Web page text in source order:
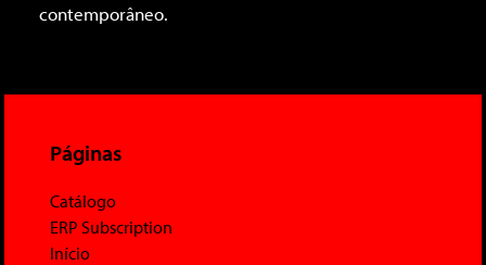
contemporâneo.
Páginas
Catálogo
ERP Subscription
Início